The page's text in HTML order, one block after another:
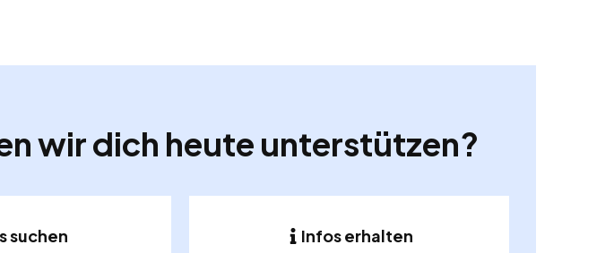
wir dich heute unterstützen?
suchen Infos erhalten